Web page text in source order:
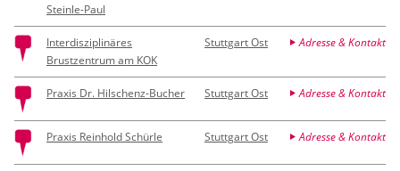
Steinle-Paul
Interdisziplinäres
Brustzentrum am KOK
Stuttgart Ost Adresse & Kontakt
Praxis Dr. Hilschenz-Bucher Stuttgart Ost Adresse & Kontakt
Praxis Reinhold Schürle Stuttgart Ost Adresse & Kontakt